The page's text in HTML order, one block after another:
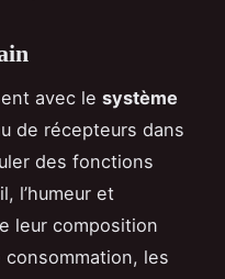
avec le système
de récepteurs dans
des fonctions
l’humeur et
leur composition
les